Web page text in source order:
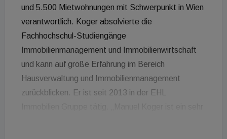
und 5.500 Mietwohnungen mit Schwerpunkt in Wien
verantwortlich. Koger absolvierte die
Fachhochschul-Studiengänge
Immobilienmanagement und Immobilienwirtschaft
und kann auf große Erfahrung im Bereich
Hausverwaltung und Immobilienmanagement
zurückblicken. Er ist seit 2013 in der EHL